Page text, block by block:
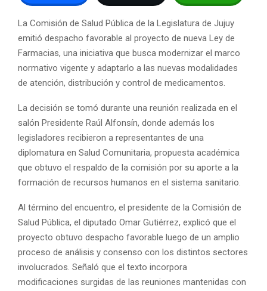
La Comisión de Salud Pública de la Legislatura de Jujuy
emitió despacho favorable al proyecto de nueva Ley de
Farmacias, una iniciativa que busca modernizar el marco
normativo vigente y adaptarlo a las nuevas modalidades
de atención, distribución y control de medicamentos.
La decisión se tomó durante una reunión realizada en el
salón Presidente Raúl Alfonsín, donde además los
legisladores recibieron a representantes de una
diplomatura en Salud Comunitaria, propuesta académica
que obtuvo el respaldo de la comisión por su aporte a la
formación de recursos humanos en el sistema sanitario.
Al término del encuentro, el presidente de la Comisión de
Salud Pública, el diputado Omar Gutiérrez, explicó que el
proyecto obtuvo despacho favorable luego de un amplio
proceso de análisis y consenso con los distintos sectores
involucrados. Señaló que el texto incorpora
modificaciones surgidas de las reuniones mantenidas con